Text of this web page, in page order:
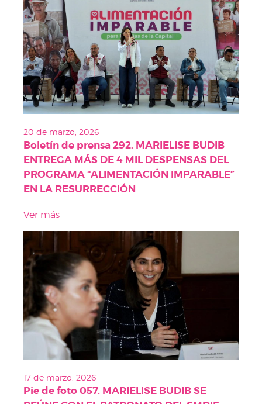
20 de marzo, 2026
Boletín de prensa 292. MARIELISE BUDIB
ENTREGA MÁS DE 4 MIL DESPENSAS DEL
PROGRAMA “ALIMENTACIÓN IMPARABLE”
EN LA RESURRECCIÓN
Ver más
17 de marzo, 2026
Pie de foto 057. MARIELISE BUDIB SE